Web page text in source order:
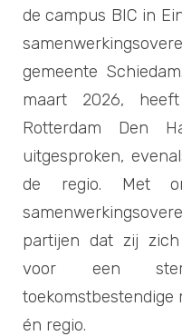
de campus BIC in
gemeente
maart 2026,
Rotterdam Den
uitgesproken,
de regio. Met
partijen dat zij
voor een
toekomstbestendige
én regio.